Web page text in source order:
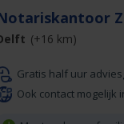
(+16 km)
Gratis half uur
Ook contact mogelijk